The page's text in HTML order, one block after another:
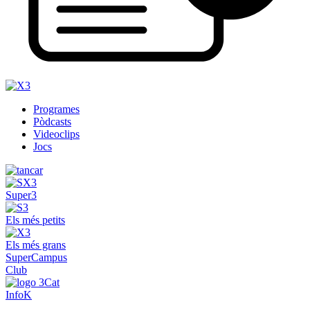
Programes
Pòdcasts
Videoclips
Jocs
Super3
Els més petits
Els més grans
SuperCampus
Club
InfoK